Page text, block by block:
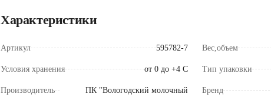
Характеристики
Артикул 595782-7 Вес,объем
Условия хранения от 0 до +4 С Тип упаковки
Производитель
ПК "Вологодский молочный
Бренд